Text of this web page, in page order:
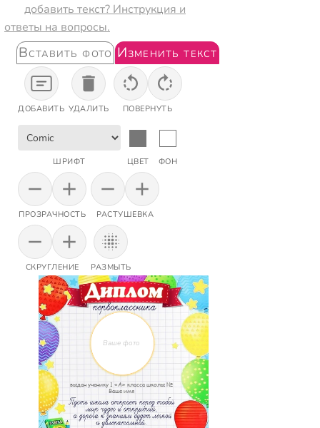
добавить текст? Инструкция и
ответы на вопросы.
Вставить фото Изменить текст
ДОБАВИТЬ УДАЛИТЬ ПОВЕРНУТЬ
ШРИФТ ЦВЕТ ФОН
ПРОЗРАЧНОСТЬ РАСТУШЕВКА
СКРУГЛЕНИЕ РАЗМЫТЬ
Ваше фото
выдан ученику 1 «А» класса школы №
Ваше имя